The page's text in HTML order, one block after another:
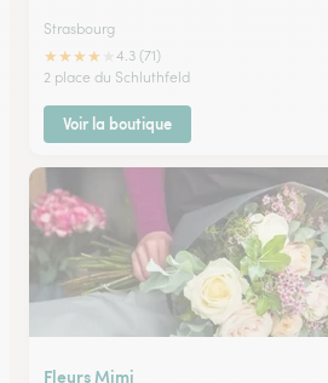
Strasbourg
★★★★
4.3 (71)
2 place du Schluthfeld
Voir la boutique
Fleurs Mimi